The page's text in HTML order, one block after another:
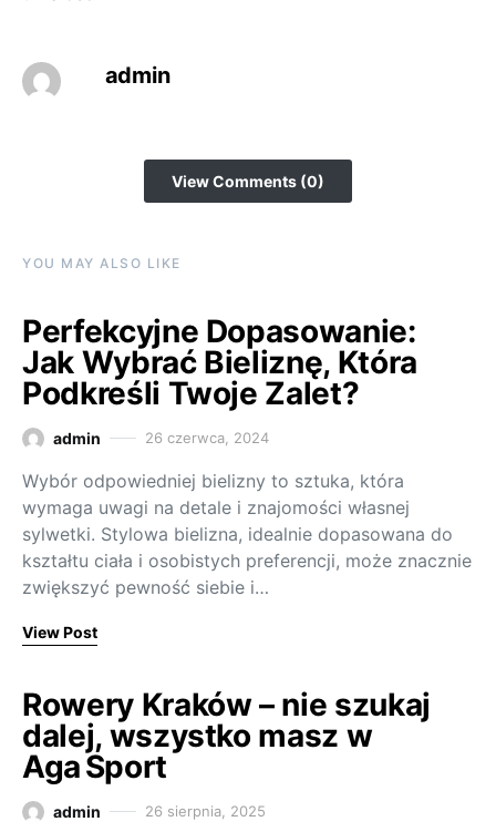
admin
View Comments (0)
YOU MAY ALSO LIKE
Perfekcyjne Dopasowanie:
Jak Wybrać Bieliznę, Która
Podkreśli Twoje Zalet?
admin 26 czerwca, 2024
Wybór odpowiedniej bielizny to sztuka, która
wymaga uwagi na detale i znajomości własnej
sylwetki. Stylowa bielizna, idealnie dopasowana do
kształtu ciała i osobistych preferencji, może znacznie
zwiększyć pewność siebie i…
View Post
Rowery Kraków – nie szukaj
dalej, wszystko masz w
Aga Sport
admin 26 sierpnia, 2025